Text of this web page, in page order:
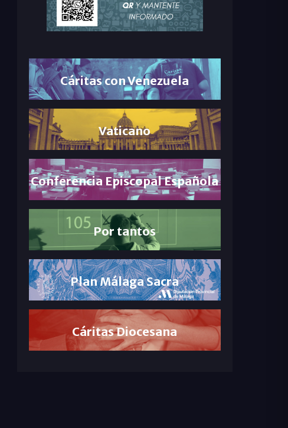
Cáritas con Venezuela
Vaticano
Conferencia Episcopal Española
Por tantos
Plan Málaga Sacra
Cáritas Diocesana